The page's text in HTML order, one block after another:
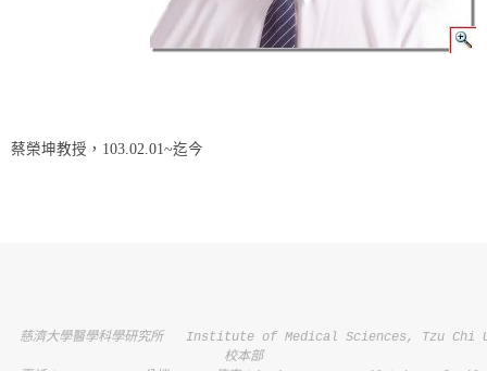
蔡榮坤教授，103.02.01~迄今
慈濟大學醫學科學研究所   Institute of Medical Sciences, Tzu
校本部